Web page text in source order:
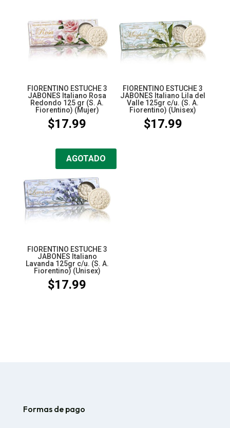
FIORENTINO ESTUCHE 3
JABONES Italiano Rosa
Redondo 125 gr (S. A.
Fiorentino) (Mujer)
$17.99
FIORENTINO ESTUCHE 3
JABONES Italiano Lila del
Valle 125gr c/u. (S. A.
Fiorentino) (Unisex)
$17.99
AGOTADO
FIORENTINO ESTUCHE 3
JABONES Italiano
Lavanda 125gr c/u. (S. A.
Fiorentino) (Unisex)
$17.99
Formas de pago